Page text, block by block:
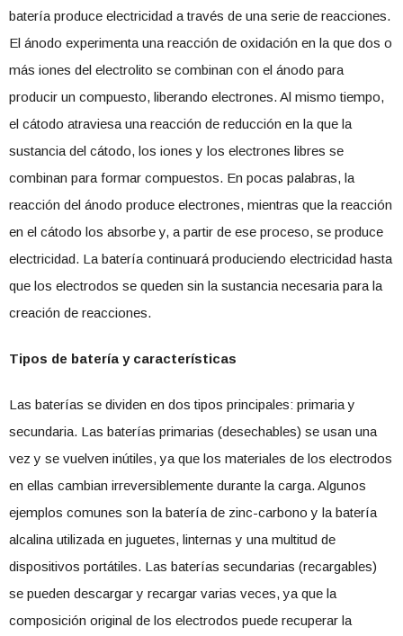
batería produce electricidad a través de una serie de reacciones.
El ánodo experimenta una reacción de oxidación en la que dos o
más iones del electrolito se combinan con el ánodo para
producir un compuesto, liberando electrones. Al mismo tiempo,
el cátodo atraviesa una reacción de reducción en la que la
sustancia del cátodo, los iones y los electrones libres se
combinan para formar compuestos. En pocas palabras, la
reacción del ánodo produce electrones, mientras que la reacción
en el cátodo los absorbe y, a partir de ese proceso, se produce
electricidad. La batería continuará produciendo electricidad hasta
que los electrodos se queden sin la sustancia necesaria para la
creación de reacciones.
Tipos de batería y características
Las baterías se dividen en dos tipos principales: primaria y
secundaria. Las baterías primarias (desechables) se usan una
vez y se vuelven inútiles, ya que los materiales de los electrodos
en ellas cambian irreversiblemente durante la carga. Algunos
ejemplos comunes son la batería de zinc-carbono y la batería
alcalina utilizada en juguetes, linternas y una multitud de
dispositivos portátiles. Las baterías secundarias (recargables)
se pueden descargar y recargar varias veces, ya que la
composición original de los electrodos puede recuperar la